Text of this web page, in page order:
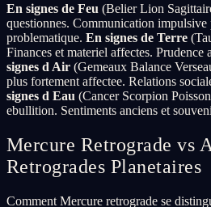
En signes de Feu (Belier Lion
questionnes. Communication impulsive
problematique. En signes de Terre
Finances et materiel affectes. Prudence
signes d Air (Gemeaux Balance
plus fortement affectee. Relations
signes d Eau (Cancer Scorpion
ebullition. Sentiments anciens et
Mercure Retrograde vs
Retrogrades Planetaires
Comment Mercure retrograde se